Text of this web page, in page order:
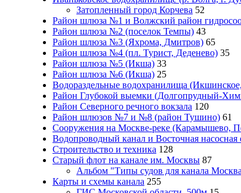
Затопленный город Корчева 52
Район шлюза №1 и Волжский район
Район шлюза №2 (поселок Темпы) 43
Район шлюза №3 (Яхрома, Дмитров) 65
Район шлюза №4 (пл. Турист, Деденево) 35
Район шлюза №5 (Икша) 33
Район шлюза №6 (Икша) 25
Водораздельные водохранилища
Район Глубокой выемки (Долгопрудный-
Район Северного речного вокзала 120
Район шлюзов №7 и №8 (район Тушино) 61
Сооружения на Москве-реке (Карамышево,
Водопроводный канал и Восточная насосная
Строительство и техника 128
Старый флот на канале им. Москвы 87
Альбом "Типы судов для канала
Карты и схемы канала 255